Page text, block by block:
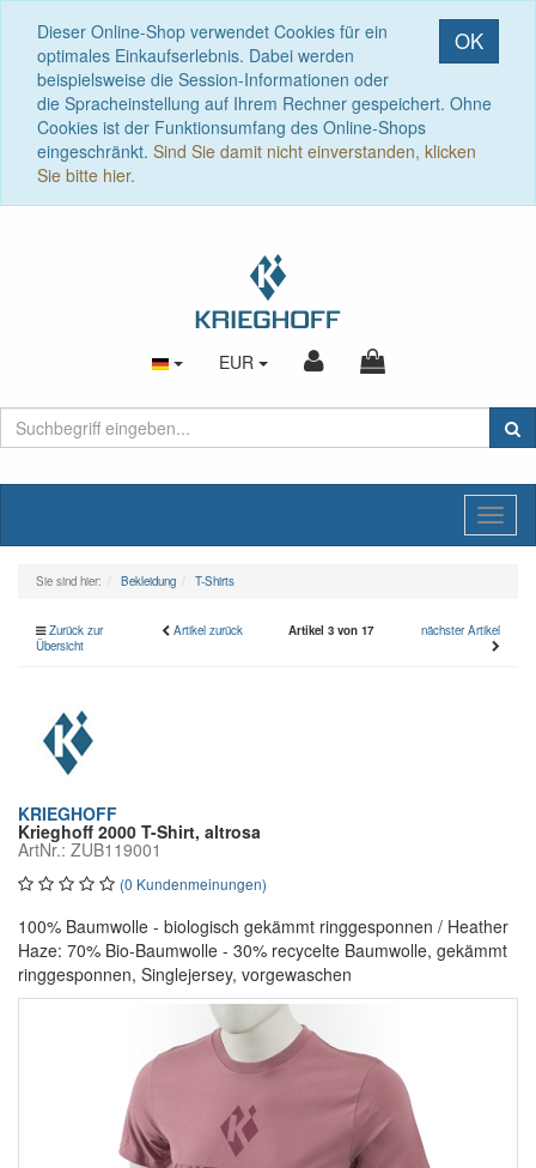
OK
Dieser Online-Shop verwendet Cookies für ein
optimales Einkaufserlebnis. Dabei werden
beispielsweise die Session-Informationen oder
die Spracheinstellung auf Ihrem Rechner gespeichert. Ohne
Cookies ist der Funktionsumfang des Online-Shops
eingeschränkt. Sind Sie damit nicht einverstanden, klicken
Sie bitte hier.
EUR
Sie sind hier: Bekleidung T-Shirts
Zurück zur
Übersicht
Artikel zurück Artikel 3 von 17 nächster Artikel
KRIEGHOFF
Krieghoff 2000 T-Shirt, altrosa
ArtNr.: ZUB119001
(0 Kundenmeinungen)
100% Baumwolle - biologisch gekämmt ringgesponnen / Heather
Haze: 70% Bio-Baumwolle - 30% recycelte Baumwolle, gekämmt
ringgesponnen, Singlejersey, vorgewaschen